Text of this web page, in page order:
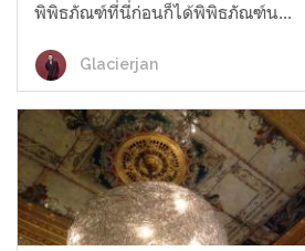
พิพิธภัณฑ์ที่นี่ก่อนก็ได้พิพิธภัณฑ์น...
Glacierjan